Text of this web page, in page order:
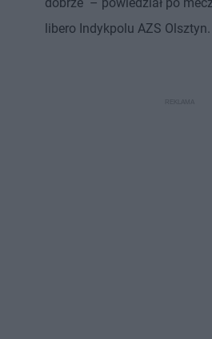
libero Indykpolu AZS Olsztyn.